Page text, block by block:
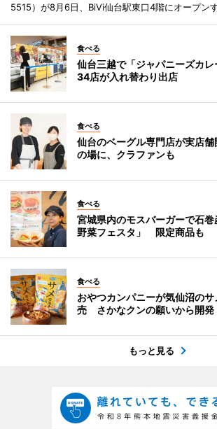
5515）が8月6日、BiVi仙台駅東口4階にオープンす
食べる
仙台三越で「ジャパニーズカ
34店が入れ替わり出店
食べる
仙台のベーグル専門店が実店
の場に、クラファンも
食べる
宮城県内のモスバーガーで石
野菜フェスタ」 限定商品も
食べる
おやつカンパニーが気仙沼の
売 さかなクンの願いから開発
もっと見る